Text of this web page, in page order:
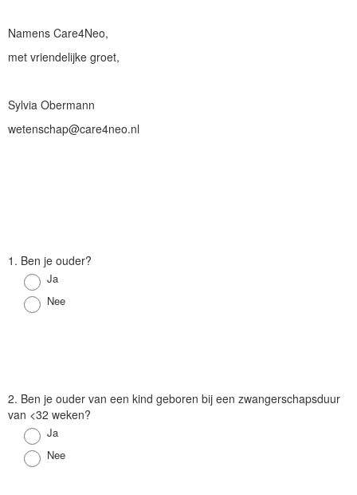
Namens Care4Neo,
met vriendelijke groet,
Sylvia Obermann
wetenschap@care4neo.nl
V1. Ben je ouder?
Antwoord
Ja
Antwoord
Nee
V
r
2. Ben je ouder van een kind geboren bij een zwangerschapsduur
van <32 weken?
Antwoord
Ja
Antwoord
Nee